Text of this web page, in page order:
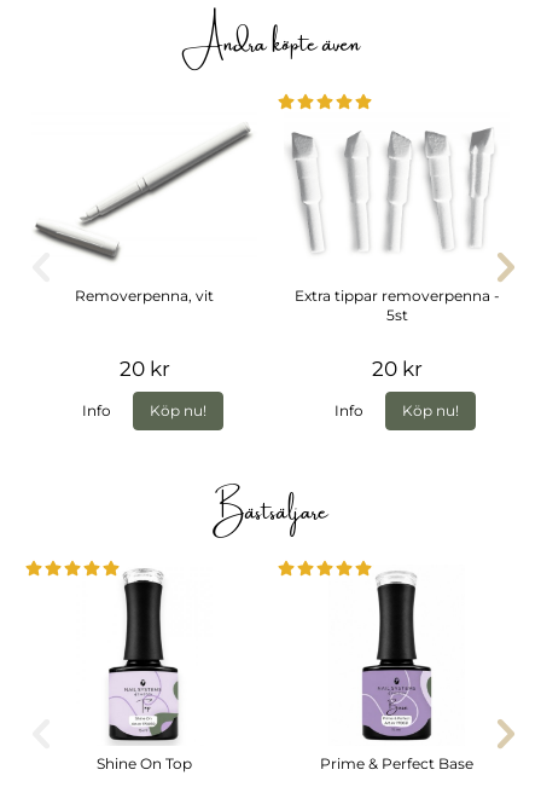
Andra köpte även
Removerpenna, vit
20 kr
Info Köp nu!
Extra tippar removerpenna -
5st
20 kr
Info Köp nu!
Bästsäljare
Shine On Top Prime & Perfect Base